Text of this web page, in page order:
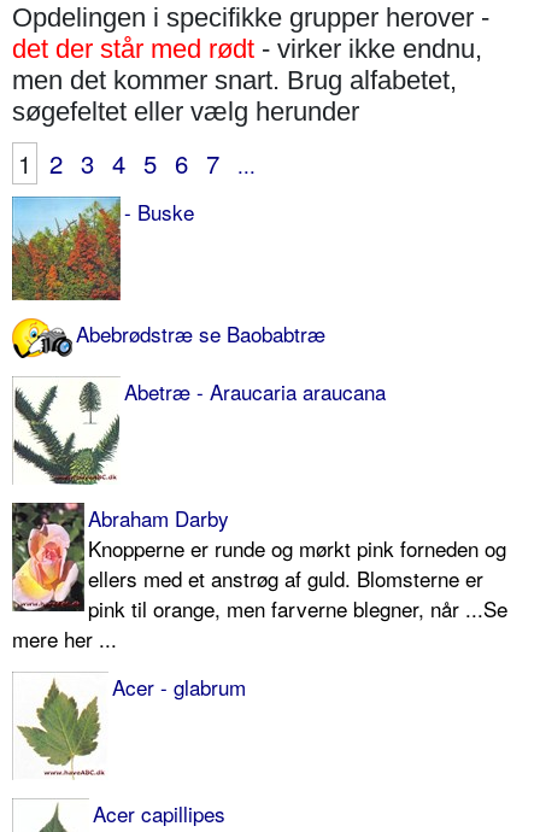
Opdelingen i specifikke grupper herover -
det der står med rødt - virker ikke endnu,
men det kommer snart. Brug alfabetet,
søgefeltet eller vælg herunder
1 2 3 4 5 6 7
...
- Buske
Abebrødstræ se Baobabtræ
Abetræ - Araucaria araucana
Abraham Darby
Knopperne er runde og mørkt pink forneden og
ellers med et anstrøg af guld. Blomsterne er
pink til orange, men farverne blegner, når ...Se
mere her ...
Acer - glabrum
Acer capillipes